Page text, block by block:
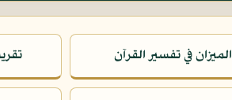
الميزان في تفسير القرآن